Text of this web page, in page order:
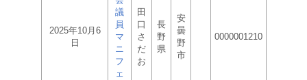
2025年10月6
日
議
員
マ
ニ
フ
ェ
田
口
さ
だ
お
長
野
県
安
曇
野
市
0000001210